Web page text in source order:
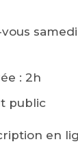
: 2h
public
en